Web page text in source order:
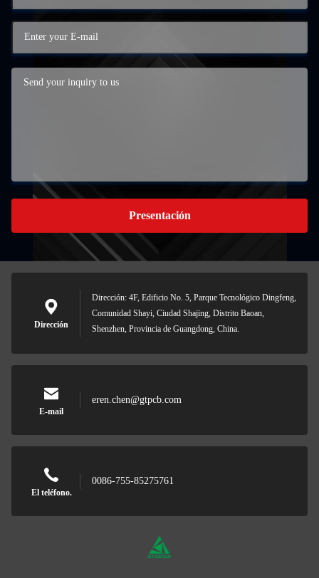
Presentación
Dirección
Dirección: 4F, Edificio No. 5, Parque Tecnológico Dingfeng,
Comunidad Shayi, Ciudad Shajing, Distrito Baoan,
Shenzhen, Provincia de Guangdong, China.
E-mail
eren.chen@gtpcb.com
El teléfono.
0086-755-85275761